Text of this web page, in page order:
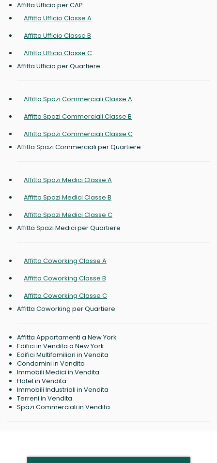
Affitta Ufficio per CAP
Affitta Ufficio Classe A
Affitta Ufficio Classe B
Affitta Ufficio Classe C
Affitta Ufficio per Quartiere
Affitta Spazi Commerciali Classe A
Affitta Spazi Commerciali Classe B
Affitta Spazi Commerciali Classe C
Affitta Spazi Commerciali per Quartiere
Affitta Spazi Medici Classe A
Affitta Spazi Medici Classe B
Affitta Spazi Medici Classe C
Affitta Spazi Medici per Quartiere
Affitta Coworking Classe A
Affitta Coworking Classe B
Affitta Coworking Classe C
Affitta Coworking per Quartiere
Affitta Appartamenti a New York
Edifici in Vendita a New York
Edifici Multifamiliari in Vendita
Condomini in Vendita
Immobili Medici in Vendita
Hotel in Vendita
Immobili Industriali in Vendita
Terreni in Vendita
Spazi Commerciali in Vendita